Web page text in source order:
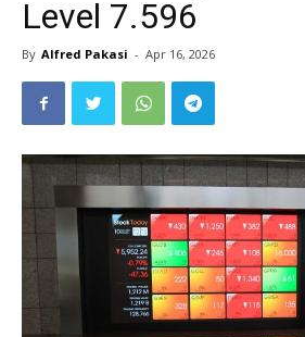
Level 7.596
By Alfred Pakasi - Apr 16, 2026